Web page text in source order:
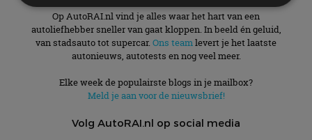
Op AutoRAI.nl vind je alles waar het hart van een
autoliefhebber sneller van gaat kloppen. In beeld én geluid,
van stadsauto tot supercar. Ons team levert je het laatste
autonieuws, autotests en nog veel meer.
Elke week de populairste blogs in je mailbox?
Meld je aan voor de nieuwsbrief!
Volg AutoRAI.nl op social media
Strikt noodzakelijk Prestatie
Targeting
Functioneel
Niet-geclassificeerd
Strikt noodzakelijke cookies maken de
kernfunctionaliteiten van de website mogelijk, zoals
gebruikersaanmelding en accountbeheer. De
strikt noodzakelijke cookies.